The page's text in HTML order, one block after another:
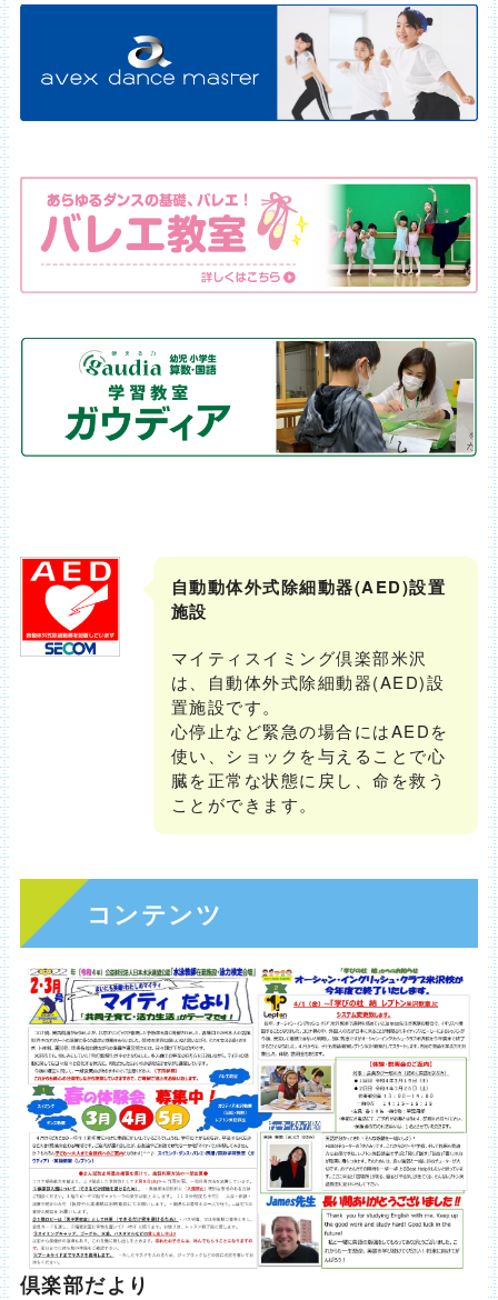
自動動体外式除細動器(AED)設置
施設
マイティスイミング倶楽部米沢
は、自動体外式除細動器(AED)設
置施設です。
心停止など緊急の場合にはAEDを
使い、ショックを与えることで心
臓を正常な状態に戻し、命を救う
ことができます。
コンテンツ
倶楽部だより